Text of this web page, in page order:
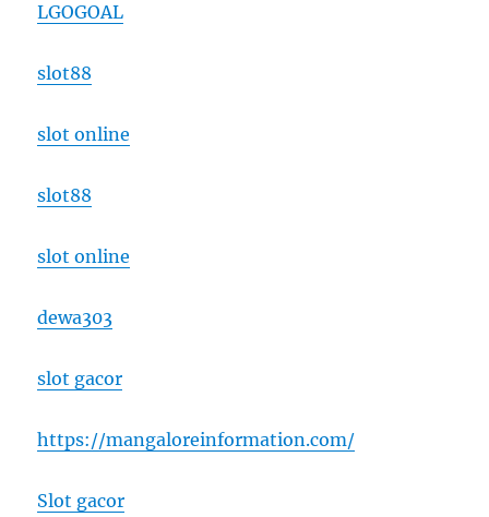
LGOGOAL
slot88
slot online
slot88
slot online
dewa303
slot gacor
https://mangaloreinformation.com/
Slot gacor